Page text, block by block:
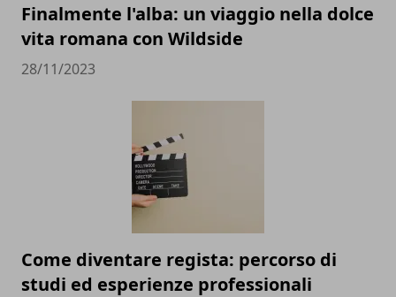
Finalmente l'alba: un viaggio nella dolce
vita romana con Wildside
28/11/2023
Come diventare regista: percorso di
studi ed esperienze professionali